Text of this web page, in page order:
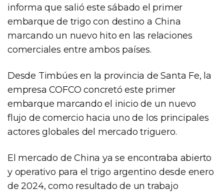
informa que salió este sábado el primer
embarque de trigo con destino a China
marcando un nuevo hito en las relaciones
comerciales entre ambos países.
Desde Timbúes en la provincia de Santa Fe, la
empresa COFCO concretó este primer
embarque marcando el inicio de un nuevo
flujo de comercio hacia uno de los principales
actores globales del mercado triguero.
El mercado de China ya se encontraba abierto
y operativo para el trigo argentino desde enero
de 2024, como resultado de un trabajo